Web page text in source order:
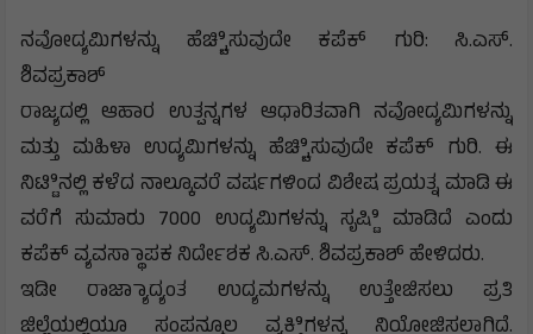
ನವೋದ್ಯಮಿಗಳನ್ನು ಹೆಚ್ಚಿಿಸುವುದೇ ಕಪೆಕ್ ಗುರಿ: ಸಿ.ಎಸ್.
ಶಿವಪ್ರಕಾಶ್
ರಾಜ್ಯದಲ್ಲಿ ಆಹಾರ ಉತ್ಪನ್ನಗಳ ಆಧಾರಿತವಾಗಿ ನವೋದ್ಯಮಿಗಳನ್ನು
ಮತ್ತು ಮಹಿಳಾ ಉದ್ಯಮಿಗಳನ್ನು ಹೆಚ್ಚಿಿಸುವುದೇ ಕಪೆಕ್ ಗುರಿ. ಈ
ನಿಟ್ಟಿಿನಲ್ಲಿ ಕಳೆದ ನಾಲ್ಕೂವರೆ ವರ್ಷಗಳಿಂದ ವಿಶೇಷ ಪ್ರಯತ್ನ ಮಾಡಿ ಈ
ವರೆಗೆ ಸುಮಾರು 7000 ಉದ್ಯಮಿಗಳನ್ನು ಸೃಷ್ಟಿಿ ಮಾಡಿದೆ ಎಂದು
ಕಪೆಕ್ ವ್ಯವಸ್ಥಾಾಪಕ ನಿರ್ದೇಶಕ ಸಿ.ಎಸ್. ಶಿವಪ್ರಕಾಶ್ ಹೇಳಿದರು.
ಇಡೀ ರಾಜ್ಯಾಾದ್ಯಂತ ಉದ್ಯಮಗಳನ್ನು ಉತ್ತೇಜಿಸಲು ಪ್ರತಿ